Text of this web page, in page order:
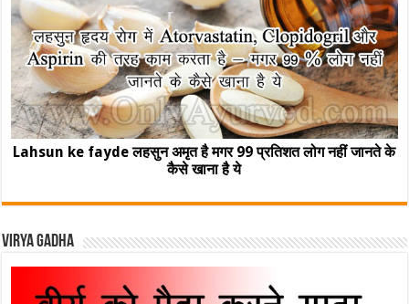
Lahsun ke fayde लहसुन अमृत है मगर 99 प्रतिशत लोग नहीं जानते के
कैसे खाना है ये
Virya Gadha